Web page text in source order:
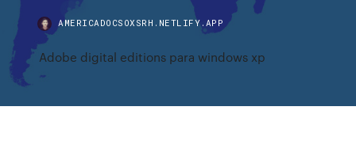
AMERICADOCSOXSRH.NETLIFY.APP
Adobe digital editions para windows xp